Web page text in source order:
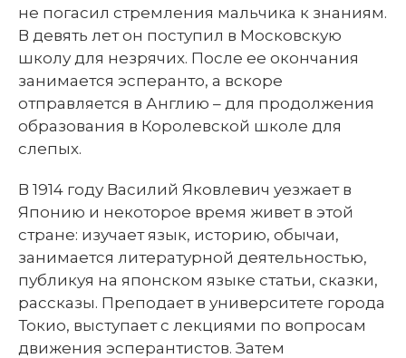
не погасил стремления мальчика к знаниям.
В девять лет он поступил в Московскую
школу для незрячих. После ее окончания
занимается эсперанто, а вскоре
отправляется в Англию – для продолжения
образования в Королевской школе для
слепых.
В 1914 году Василий Яковлевич уезжает в
Японию и некоторое время живет в этой
стране: изучает язык, историю, обычаи,
занимается литературной деятельностью,
публикуя на японском языке статьи, сказки,
рассказы. Преподает в университете города
Токио, выступает с лекциями по вопросам
движения эсперантистов. Затем